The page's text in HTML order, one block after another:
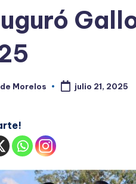
Morelos julio 21, 2025